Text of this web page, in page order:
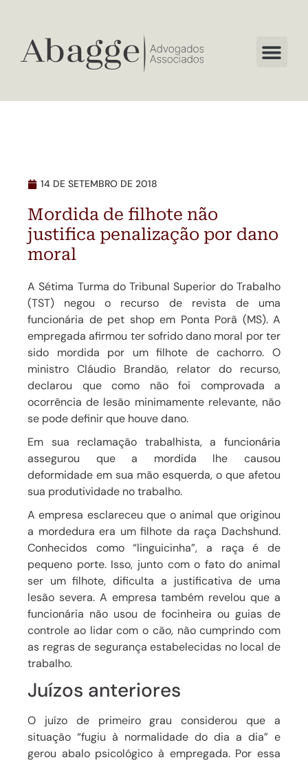
14 DE SETEMBRO DE 2018
Mordida de filhote não
justifica penalização por dano
moral
A Sétima Turma do Tribunal Superior do Trabalho
(TST) negou o recurso de revista de uma
funcionária de pet shop em Ponta Porã (MS). A
empregada afirmou ter sofridodano moral por ter
sido mordida por um filhote de cachorro. O
ministro Cláudio Brandão, relator do recurso,
declarou que como não foi comprovada a
ocorrência de lesão minimamente relevante, não
se pode definir que houve dano.
Em sua reclamação trabalhista, a funcionária
assegurou que a mordida lhe causou
deformidade em sua mão esquerda, o que afetou
sua produtividade no trabalho.
A empresa esclareceu que o animal que originou
a mordeduraera um filhote da raça Dachshund.
Conhecidos como “linguicinha”, a raça é de
pequeno porte. Isso, junto com o fato do animal
ser um filhote, dificulta a justificativa de uma
lesão severa. A empresa também revelou que a
funcionária não usou de focinheira ou guias de
controle ao lidar com o cão, não cumprindo com
as regras de segurançaestabelecidas no local de
trabalho.
Juízos anteriores
O juízo de primeiro grau considerou que a
situação “fugiu à normalidade do dia a dia” e
gerou abalo psicológico à empregada. Por essa